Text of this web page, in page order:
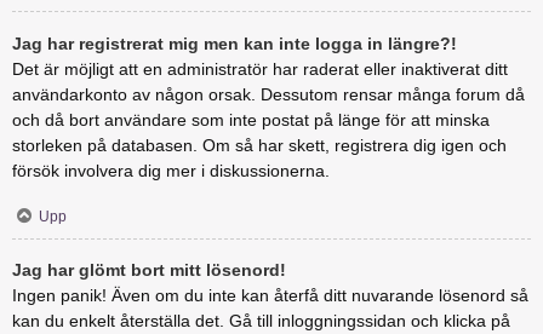
Jag har registrerat mig men kan inte logga in längre?!
Det är möjligt att en administratör har raderat eller inaktiverat ditt
användarkonto av någon orsak. Dessutom rensar många forum då
och då bort användare som inte postat på länge för att minska
storleken på databasen. Om så har skett, registrera dig igen och
försök involvera dig mer i diskussionerna.
Upp
Jag har glömt bort mitt lösenord!
Ingen panik! Även om du inte kan återfå ditt nuvarande lösenord så
kan du enkelt återställa det. Gå till inloggningssidan och klicka på